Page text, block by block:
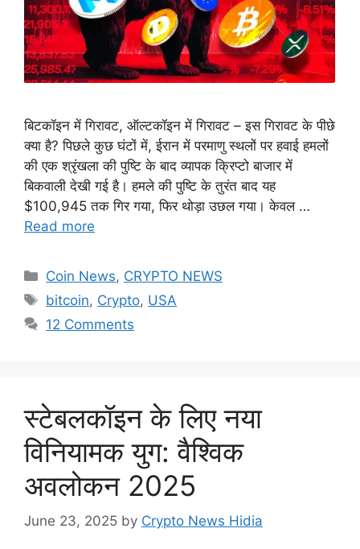
बिटकॉइन में गिरावट, ऑल्टकॉइन में गिरावट – इस गिरावट के पीछे
क्या है? पिछले कुछ घंटों में, ईरान में परमाणु स्थलों पर हवाई हमलों
की एक श्रृंखला की पुष्टि के बाद व्यापक क्रिप्टो बाजार में
बिकवाली देखी गई है। हमले की पुष्टि के तुरंत बाद यह
$100,945 तक गिर गया, फिर थोड़ा उछल गया। केवल …
Read more
Categories
Coin News, CRYPTO NEWS
Tags
bitcoin, Crypto, USA
12 Comments
स्टेबलकॉइन के लिए नया
विनियामक युग: वैश्विक
अवलोकन 2025
June 23, 2025 by Crypto News Hidia